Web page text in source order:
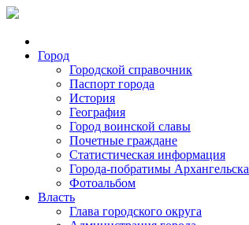
Город
Городской справочник
Паспорт города
История
География
Город воинской славы
Почетные граждане
Статистическая информация
Города-побратимы Архангельска
Фотоальбом
Власть
Глава городского округа